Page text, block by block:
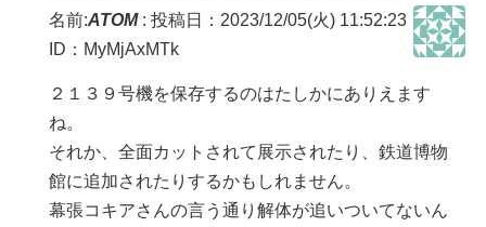
名前:ATOM: 投稿日：2023/12/05(火) 11:52:23
ID：MyMjAxMTk
２１３９号機を保存するのはたしかにありえます
ね。
それか、全面カットされて展示されたり、鉄道博物
館に追加されたりするかもしれません。
幕張コキアさんの言う通り解体が追いついてないん